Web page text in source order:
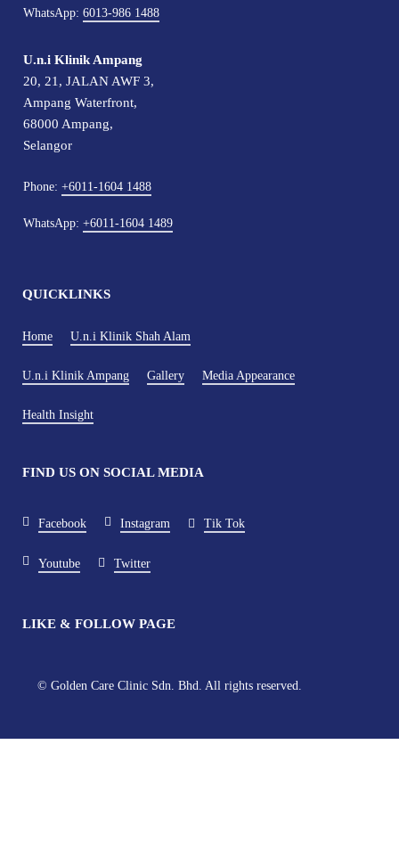
WhatsApp: 6013-986 1488
U.n.i Klinik Ampang
20, 21, JALAN AWF 3,
Ampang Waterfront,
68000 Ampang,
Selangor
Phone: +6011-1604 1488
WhatsApp: +6011-1604 1489
QUICKLINKS
Home U.n.i Klinik Shah Alam
U.n.i Klinik Ampang Gallery Media Appearance
Health Insight
FIND US ON SOCIAL MEDIA
Facebook Instagram Tik Tok
Youtube Twitter
LIKE & FOLLOW PAGE
© Golden Care Clinic Sdn. Bhd. All rights reserved.